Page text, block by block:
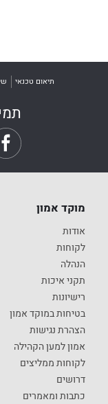
תיאום טכנאי
מוקד אמון
אודות
לקוחות
הנהלה
תקני איכות
רישיונות
בטיחות במוקד אמון
הצהרת נגישות
אמון למען הקהילה
לקוחות ממליצים
דרושים
כתבות ומאמרים